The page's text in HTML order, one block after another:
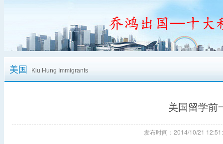
美国 Kiu Hung Immigrants
美国留学前
发布时间：2014/10/21